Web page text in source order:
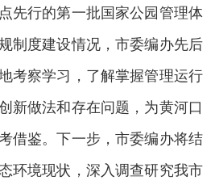
先行的第一批国家公园管理体
制度建设情况，市委编办先后
考察学习，了解掌握管理运行
新做法和存在问题，为黄河口
借鉴。下一步，市委编办将结
环境现状，深入调查研究我市